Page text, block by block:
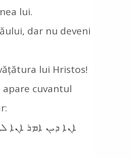
lui.
dar nu deveni
lui Hristos!
apare cuvantul
ܐܢܐ ܕܝܢ ܐܡܪ ܐܢܐ